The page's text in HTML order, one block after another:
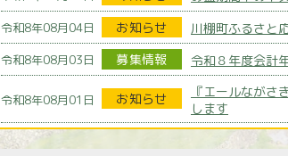
令和8年08月04日 お知らせ 川棚町ふるさと
令和8年08月03日 募集情報 令和８年度会計
令和8年08月01日 お知らせ
『エールなが
します
令和8年08月01日 募集情報
完璧な親なん